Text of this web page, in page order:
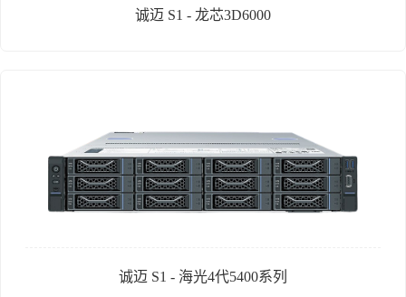
诚迈 S1 - 龙芯3D6000
诚迈 S1 - 海光4代5400系列